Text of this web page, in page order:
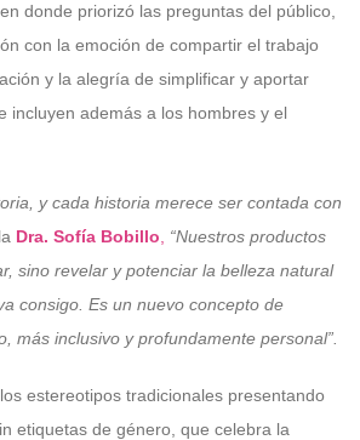
donde priorizó las preguntas del público,
con la emoción de compartir el trabajo
y la alegría de simplificar y aportar
incluyen además a los hombres y el
y cada historia merece ser contada con
Dra. Sofía Bobillo, “Nuestros productos
sino revelar y potenciar la belleza natural
consigo. Es un nuevo concepto de
más inclusivo y profundamente personal”.
estereotipos tradicionales presentando
etiquetas de género, que celebra la